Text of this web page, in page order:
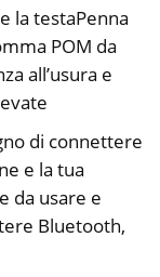
la testaPenna
POM da
all’usura e
di connettere
e la tua
da usare e
Bluetooth,